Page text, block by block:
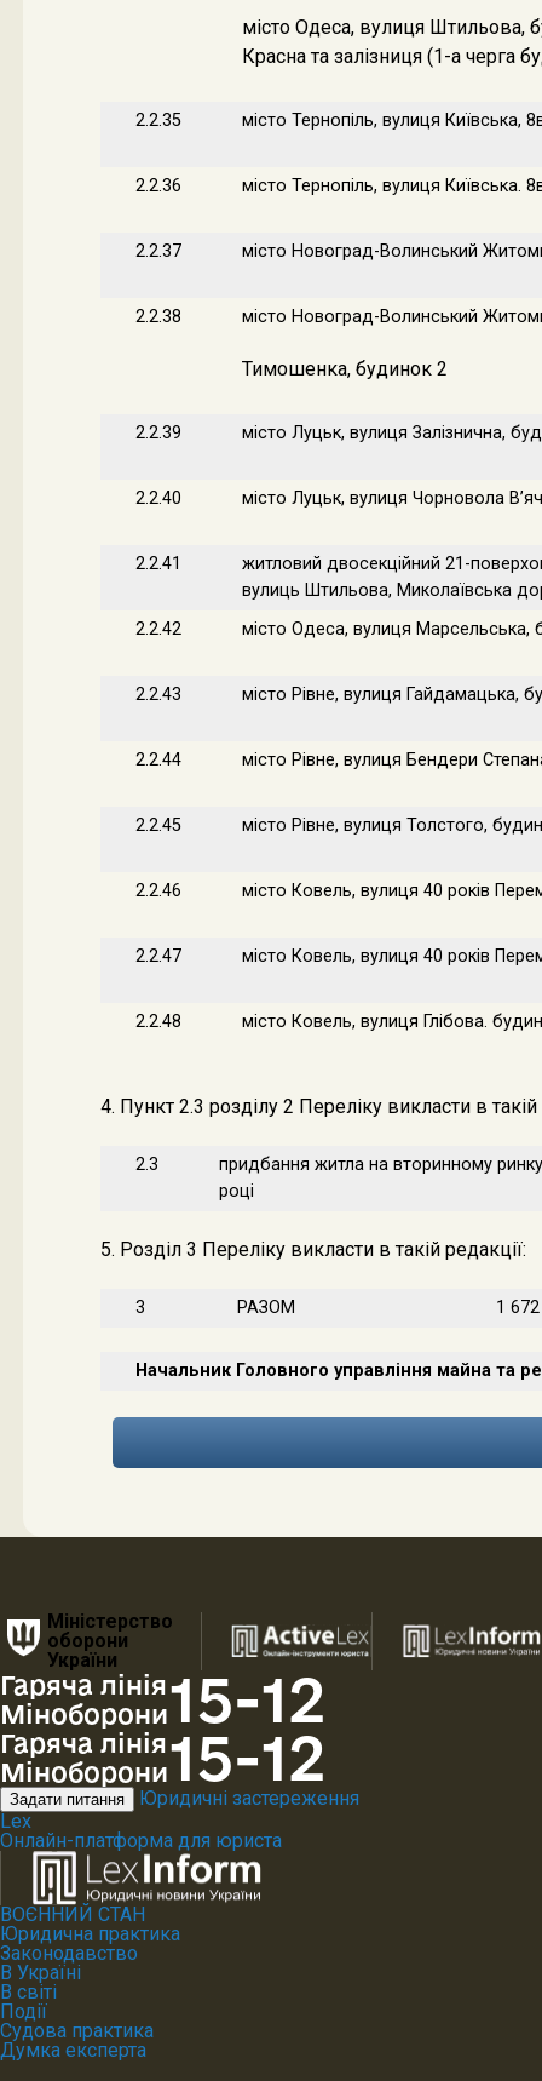
місто Одеса, вулиця
Красна та залізниця (1-а черга
2.2.35 місто Тернопіль, вулиця Київська,
2.2.36 місто Тернопіль, вулиця Київська.
2.2.37 місто Новоград-Волинський
2.2.38 місто Новоград-Волинський
Тимошенка, будинок 2
2.2.39 місто Луцьк, вулиця Залізнична,
2.2.40 місто Луцьк, вулиця Чорновола
2.2.41
житловий двосекційний 21-
вулиць Штильова, Миколаївська
2.2.42
місто Одеса, вулиця Марсельська,
2.2.43 місто Рівне, вулиця Гайдамацька,
2.2.44 місто Рівне, вулиця Бендери
2.2.45 місто Рівне, вулиця Толстого,
2.2.46 місто Ковель, вулиця 40 років
2.2.47 місто Ковель, вулиця 40 років
2.2.48 місто Ковель, вулиця Глібова.
4. Пункт 2.3 розділу 2 Переліку викласти в такій
2.3
придбання житла на вторинному
році
5. Розділ 3 Переліку викласти в такій редакції:
3 РАЗОМ 1 672
Начальник Головного управління майна та
Міністерство
оборони
України
Гаряча лінія
Міноборони15-12
Гаряча лінія
Міноборони15-12
Задати питання
Юридичні застереження
Lex
Онлайн-платформа для юриста
ВОЄННИЙ СТАН
Юридична практика
Законодавство
В Україні
В світі
Події
Судова практика
Думка експерта